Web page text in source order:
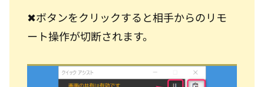
✖ボタンをクリックすると相手からのリモ
ート操作が切断されます。